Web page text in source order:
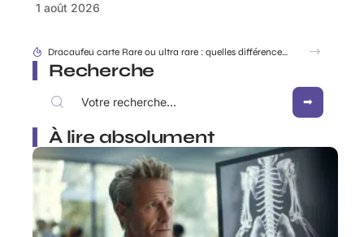
1 août 2026
Dracaufeu carte Rare ou ultra rare : quelles différences pour les collectionneurs ?
Recherche
À lire absolument